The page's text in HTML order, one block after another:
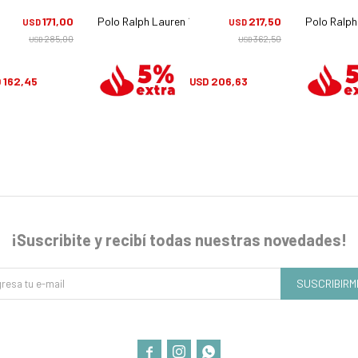
- 6089/80
USD171,00
USD285,00
162,45
Polo Ralph Lauren 1218 - 9316
USD 217,50
USD362,50
USD 206,63
Polo
¡Suscribite y recibí todas nuestras novedades!
  